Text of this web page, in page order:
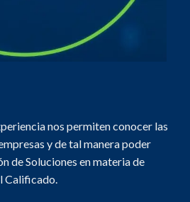
nos permiten conocer las
y de tal manera poder
de Soluciones en materia de
Calificado.